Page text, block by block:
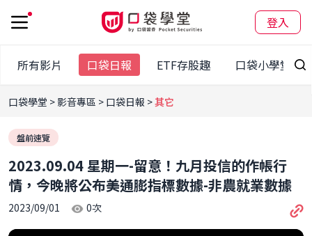
登入
所有影片 口袋日報 ETF存股趣 口袋小學堂
口袋學堂 影音專區 口袋日報 其它
盤前速覽
2023.09.04 星期一-留意！九月投信的作帳行
情，今晚將公布美通膨指標數據-非農就業數據
2023/09/01 0次